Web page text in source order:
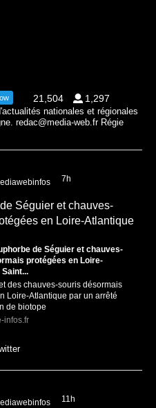
21,504 1,297
nationales et régionales
redac@media-web.fr Régie
7h
Séguier et chauves-
en Loire-Atlantique
de Séguier et chauves-
protégées en Loire-
des chauves-souris désormais
Loire-Atlantique par un arrêté
de biotope
infos.fr
11h